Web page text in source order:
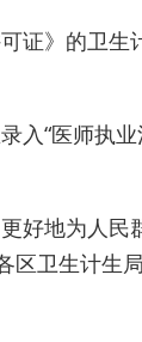
证》的卫生
入“医师执
好地为人民
区卫生计生